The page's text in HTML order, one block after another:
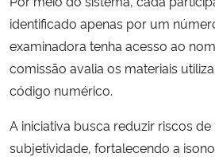
identificado apenas por um
examinadora tenha acesso ao
comissão avalia os materiais
código numérico.
A iniciativa busca reduzir riscos
subjetividade, fortalecendo a